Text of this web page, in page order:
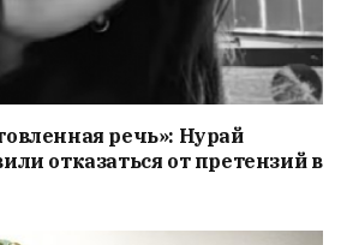
речь»: Нурай
отказаться от претензий в